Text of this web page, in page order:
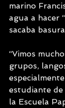
marino
agua a hacer
sacaba
“Vimos
grupos,
estudiante
la Escuela